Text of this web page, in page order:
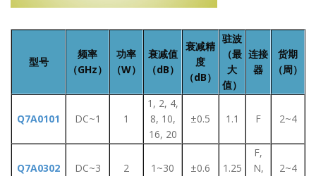
型号
频率
（GHz）
功率
（W）
衰减值
（dB）
衰减精
度
（dB）
驻波
（最
大
值）
连接
器
货期
（周）
Q7A0101 DC~1 1
1, 2, 4,
8, 10,
16, 20
±0.5 1.1 F 2~4
Q7A0302 DC~3 2 1~30 ±0.6 1.25
F,
N,
2~4